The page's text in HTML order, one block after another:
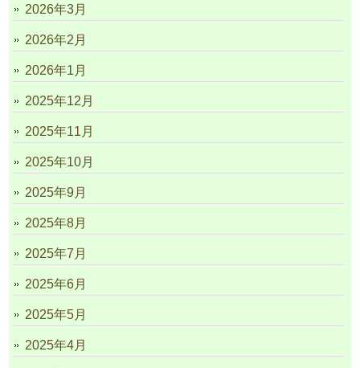
2026年3月
2026年2月
2026年1月
2025年12月
2025年11月
2025年10月
2025年9月
2025年8月
2025年7月
2025年6月
2025年5月
2025年4月